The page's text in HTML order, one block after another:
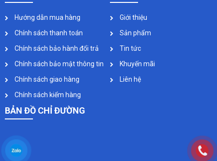
Hướng dẫn mua hàng
Chính sách thanh toán
Chính sách bảo hành đổi trả
Chính sách bảo mật thông tin
Chính sách giao hàng
Chính sách kiểm hàng
Giới thiệu
Sản phẩm
Tin tức
Khuyến mãi
Liên hệ
BẢN ĐỒ CHỈ ĐƯỜNG